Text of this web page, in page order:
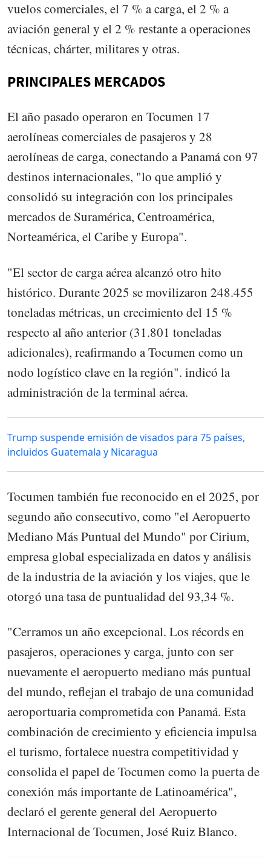
vuelos comerciales, el 7 % a carga, el 2 % a
aviación general y el 2 % restante a operaciones
técnicas, chárter, militares y otras.
PRINCIPALES MERCADOS
El año pasado operaron en Tocumen 17
aerolíneas comerciales de pasajeros y 28
aerolíneas de carga, conectando a Panamá con 97
destinos internacionales, "lo que amplió y
consolidó su integración con los principales
mercados de Suramérica, Centroamérica,
Norteamérica, el Caribe y Europa".
"El sector de carga aérea alcanzó otro hito
histórico. Durante 2025 se movilizaron 248.455
toneladas métricas, un crecimiento del 15 %
respecto al año anterior (31.801 toneladas
adicionales), reafirmando a Tocumen como un
nodo logístico clave en la región". indicó la
administración de la terminal aérea.
Trump suspende emisión de visados para 75 países,
incluidos Guatemala y Nicaragua
Tocumen también fue reconocido en el 2025, por
segundo año consecutivo, como "el Aeropuerto
Mediano Más Puntual del Mundo" por Cirium,
empresa global especializada en datos y análisis
de la industria de la aviación y los viajes, que le
otorgó una tasa de puntualidad del 93,34 %.
"Cerramos un año excepcional. Los récords en
pasajeros, operaciones y carga, junto con ser
nuevamente el aeropuerto mediano más puntual
del mundo, reflejan el trabajo de una comunidad
aeroportuaria comprometida con Panamá. Esta
combinación de crecimiento y eficiencia impulsa
el turismo, fortalece nuestra competitividad y
consolida el papel de Tocumen como la puerta de
conexión más importante de Latinoamérica",
declaró el gerente general del Aeropuerto
Internacional de Tocumen, José Ruiz Blanco.